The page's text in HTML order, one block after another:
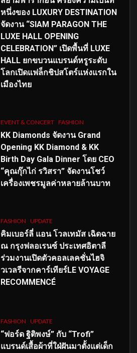
หนึ่งของ LUXURY DESTINATION
จัดงาน “SIAM PARAGON THE
LUXE HALL OPENING
CELEBRATION” เปิดพื้นที่ LUXE
HALL ยกขบวนแบรนด์หรูระดับ
โลกเปิดแฟล็กชิปสโตร์แห่งแรกใน
เมืองไทย
EVENT & CONCERT FASHION
KK Diamonds จัดงาน Grand
Opening KK Diamond & KK
Birth Day Gala Dinner โดย CEO
“คุณกุ๊กไก่ รวิสรา” จัดงานโชว์
เครื่องเพชรมูลค่าหลายล้านบาท
FASHION UPDATE
คิมเบอร์ลี่ แอน โวลเทมัส เฉิดฉาย
ณ กรุงฟลอเรนซ์ ประเทศอิตาลี
ร่วมงานเปิดตัวคอลเลคชั่นไฮจิ
วเวลรีจากคาร์เทียร์LE VOYAGE
RECOMMENCÉ
FASHION UPDATE
“ฟอร์ด ฐิติพงษ์” กับ “Trofi”
แบรนด์เสื้อผ้าที่ใฝ่ฝันมาตั้งแต่เด็ก